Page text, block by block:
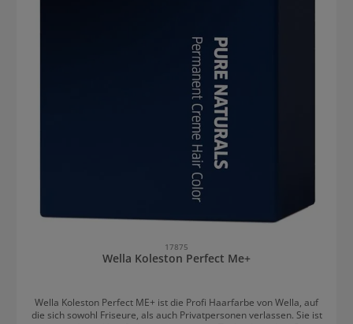
17875
Wella Koleston Perfect Me+
Wella Koleston Perfect ME+ ist die Profi Haarfarbe von Wella, auf
die sich sowohl Friseure, als auch Privatpersonen verlassen. Sie ist